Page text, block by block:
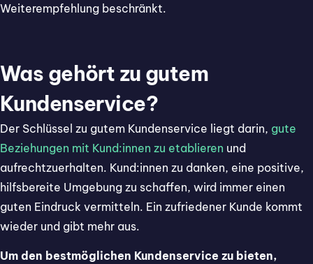
Weiterempfehlung beschränkt.
Was gehört zu gutem
Kundenservice?
Der Schlüssel zu gutem Kundenservice liegt darin, gute
Beziehungen mit Kund:innen zu etablieren und
aufrechtzuerhalten. Kund:innen zu danken, eine positive,
hilfsbereite Umgebung zu schaffen, wird immer einen
guten Eindruck vermitteln. Ein zufriedener Kunde kommt
wieder und gibt mehr aus.
Um den bestmöglichen Kundenservice zu bieten,